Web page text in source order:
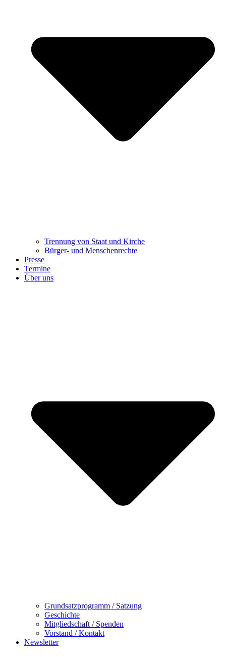
Trennung ​​​​​​​von Staat und Kirche
Bürger- und Menschenrechte
Presse
Termine
Über uns
Grundsatzprogramm / Satzung
Geschichte
Mitgliedschaft / Spenden
Vorstand / Kontakt
Newsletter